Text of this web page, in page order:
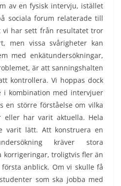
av en fysisk intervju, istället
sociala forum relaterade till
vi har sett från resultatet tror
men vissa svårigheter kan
med enkätundersökningar,
är att sanningshalten
kontrollera. Vi hoppas dock
i kombination med intervjuer
en större förståelse om vilka
eller har varit aktuella. Hela
varit lätt. Att konstruera en
kräver stora
korrigeringar, troligtvis fler än
anblick. Om vi skulle få
som ska jobba med